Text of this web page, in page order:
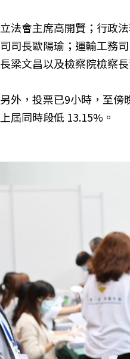
立法會主席高開賢；行政
司司長歐陽瑜；運輸工務
長梁文昌以及檢察院檢察
另外，投票已9小時，至傍
上屆同時段低 13.15% 。